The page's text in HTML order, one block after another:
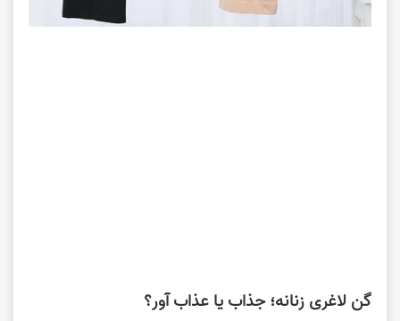
گن لاغری زنانه؛ جذاب یا عذاب آور؟